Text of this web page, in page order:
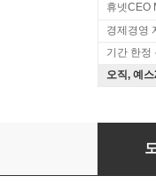
휴넷CEO
경제경영
기간 한정
오직, 예
현명한